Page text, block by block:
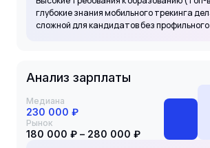
глубокие знания мобильного трекинга
сложной для кандидатов без
Анализ зарплаты
Медиана
230 000 ₽
Рынок
180 000 ₽ – 280 000 ₽